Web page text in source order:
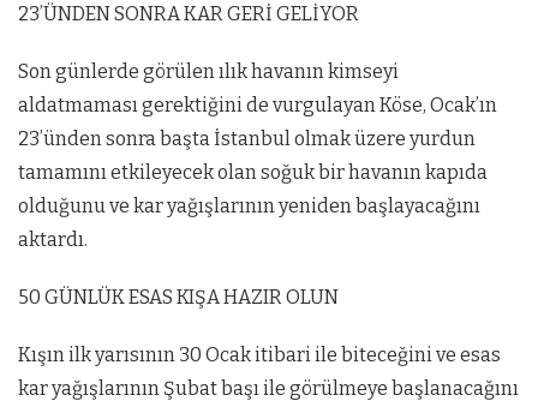
23’ÜNDEN SONRA KAR GERİ GELİYOR
Son günlerde görülen ılık havanın kimseyi
aldatmaması gerektiğini de vurgulayan Köse, Ocak’ın
23’ünden sonra başta İstanbul olmak üzere yurdun
tamamını etkileyecek olan soğuk bir havanın kapıda
olduğunu ve kar yağışlarının yeniden başlayacağını
aktardı.
50 GÜNLÜK ESAS KIŞA HAZIR OLUN
Kışın ilk yarısının 30 Ocak itibari ile biteceğini ve esas
kar yağışlarının Şubat başı ile görülmeye başlanacağını